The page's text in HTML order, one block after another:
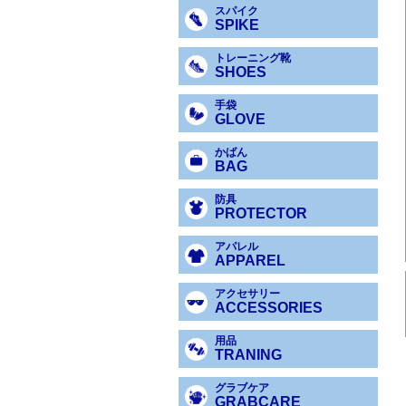
スパイク
SPIKE
トレーニング靴
SHOES
手袋
GLOVE
かばん
BAG
防具
PROTECTOR
アパレル
APPAREL
アクセサリー
ACCESSORIES
用品
TRANING
グラブケア
GRABCARE